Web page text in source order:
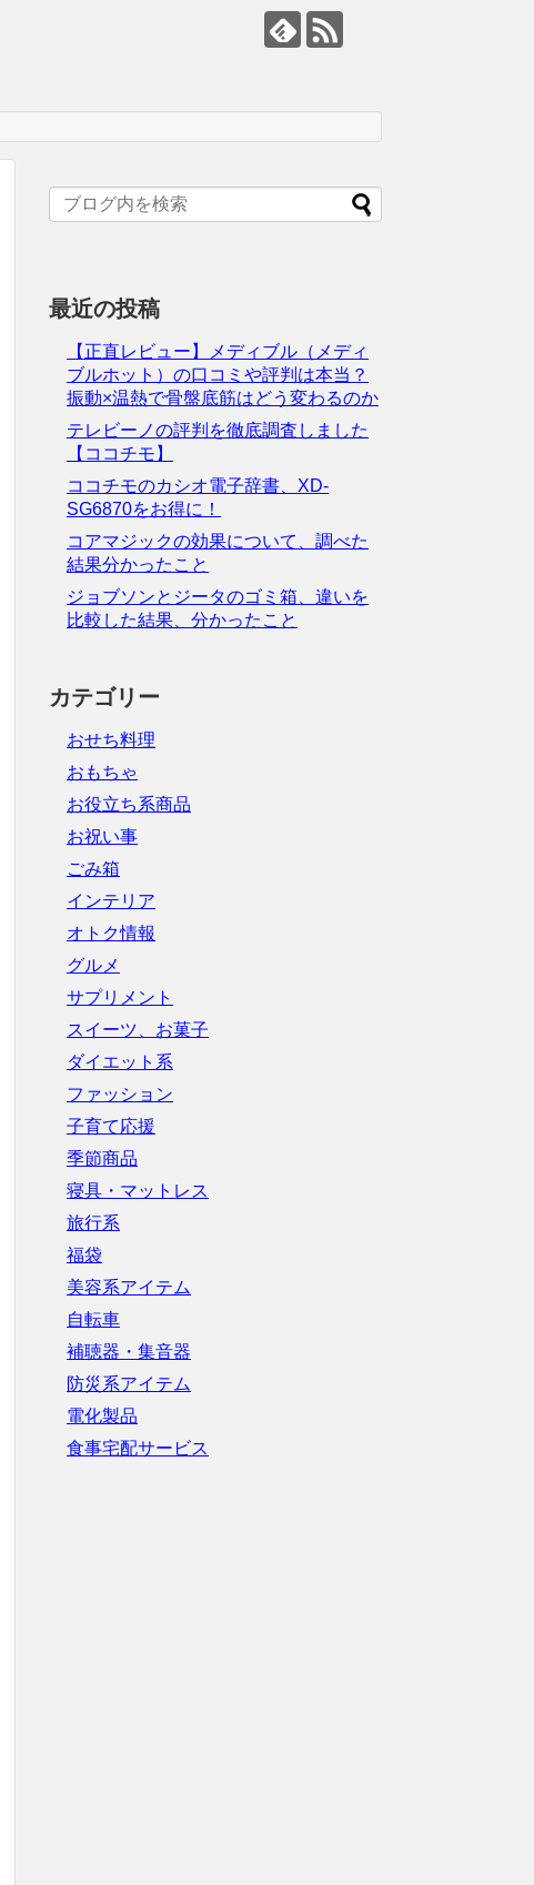
最近の投稿
【正直レビュー】メディブル（メディ
ブルホット）の口コミや評判は本当？
振動×温熱で骨盤底筋はどう変わるのか
テレビーノの評判を徹底調査しました
【ココチモ】
ココチモのカシオ電子辞書、XD-
SG6870をお得に！
コアマジックの効果について、調べた
結果分かったこと
ジョブソンとジータのゴミ箱、違いを
比較した結果、分かったこと
カテゴリー
おせち料理
おもちゃ
お役立ち系商品
お祝い事
ごみ箱
インテリア
オトク情報
グルメ
サプリメント
スイーツ、お菓子
ダイエット系
ファッション
子育て応援
季節商品
寝具・マットレス
旅行系
福袋
美容系アイテム
自転車
補聴器・集音器
防災系アイテム
電化製品
食事宅配サービス